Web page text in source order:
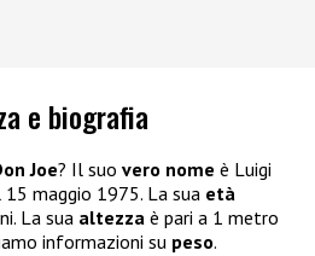
e biografia
Joe? Il suo vero nome è Luigi
maggio 1975. La sua età
La sua altezza è pari a 1 metro
informazioni su peso.